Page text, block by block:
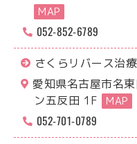
MAP
052-852-6789
さくらリバース治
愛知県名古屋市名
ン五反田 1F
MAP
052-701-0789